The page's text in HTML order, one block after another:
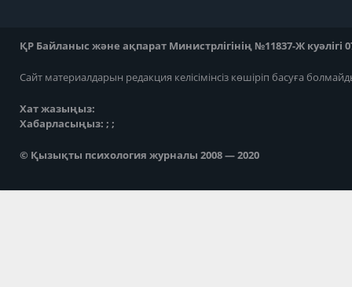
ҚР Байланыс және ақпарат Министрлігінің №11837-Ж куәлігі
Сайт материалдарын редакция келісімінсіз көшіріп басуға
Хат жазыңыз:
Хабарласыңыз: ; ;
© Қызықты психология журналы 2008 — 2020